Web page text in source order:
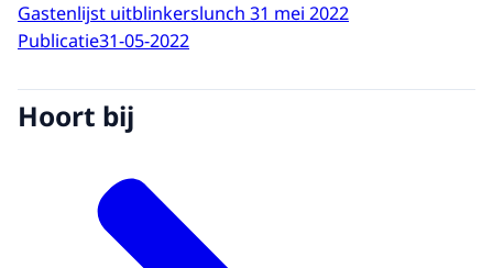
Gastenlijst uitblinkerslunch 31 mei 2022
Publicatie31-05-2022
Hoort bij